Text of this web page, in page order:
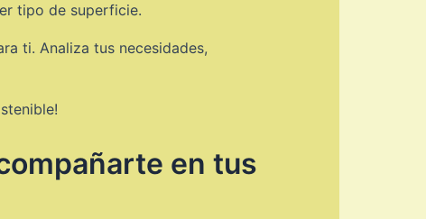
tipo de superficie.
ti. Analiza tus necesidades,
en tus